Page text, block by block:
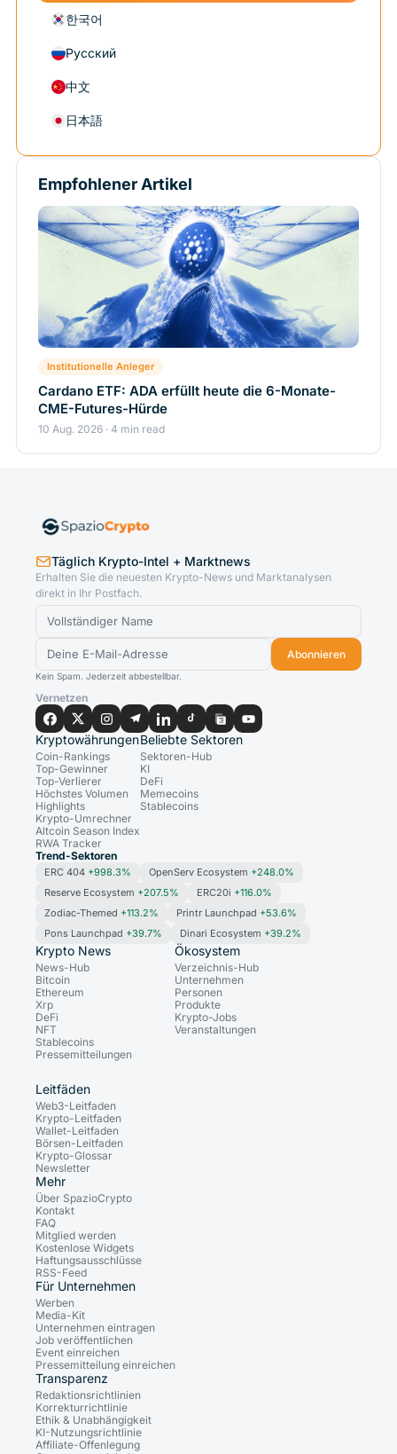
한국어
Русский
中文
日本語
Empfohlener Artikel
Institutionelle Anleger
Cardano ETF: ADA erfüllt heute die 6-Monate-
CME-Futures-Hürde
10 Aug. 2026 · 4 min read
Täglich Krypto-Intel + Marktnews
Erhalten Sie die neuesten Krypto-News und Marktanalysen
direkt in Ihr Postfach.
Abonnieren
Kein Spam. Jederzeit abbestellbar.
Vernetzen
Kryptowährungen
Coin-Rankings
Top-Gewinner
Top-Verlierer
Höchstes Volumen
Highlights
Krypto-Umrechner
Altcoin Season Index
RWA Tracker
Beliebte Sektoren
Sektoren-Hub
KI
DeFi
Memecoins
Stablecoins
Trend-Sektoren
ERC 404 +998.3% OpenServ Ecosystem +248.0%
Reserve Ecosystem +207.5% ERC20i +116.0%
Zodiac-Themed +113.2% Printr Launchpad +53.6%
Pons Launchpad +39.7% Dinari Ecosystem +39.2%
Krypto News
News-Hub
Bitcoin
Ethereum
Xrp
DeFi
NFT
Stablecoins
Pressemitteilungen
Ökosystem
Verzeichnis-Hub
Unternehmen
Personen
Produkte
Krypto-Jobs
Veranstaltungen
Leitfäden
Web3-Leitfaden
Krypto-Leitfaden
Wallet-Leitfaden
Börsen-Leitfaden
Krypto-Glossar
Newsletter
Mehr
Über SpazioCrypto
Kontakt
FAQ
Mitglied werden
Kostenlose Widgets
Haftungsausschlüsse
RSS-Feed
Für Unternehmen
Werben
Media-Kit
Unternehmen eintragen
Job veröffentlichen
Event einreichen
Pressemitteilung einreichen
Transparenz
Redaktionsrichtlinien
Korrekturrichtlinie
Ethik & Unabhängigkeit
KI-Nutzungsrichtlinie
Affiliate-Offenlegung